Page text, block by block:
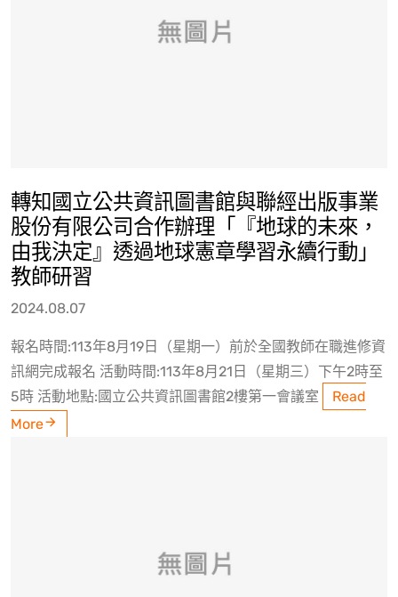
轉知國立公共資訊圖書館與聯經出版事業
股份有限公司合作辦理「『地球的未來，
由我決定』透過地球憲章學習永續行動」
教師研習
2024.08.07
報名時間:113年8月19日（星期一）前於全國教師在職進修資
訊網完成報名 活動時間:113年8月21日（星期三）下午2時至
5時 活動地點:國立公共資訊圖書館2樓第一會議室
Read
More